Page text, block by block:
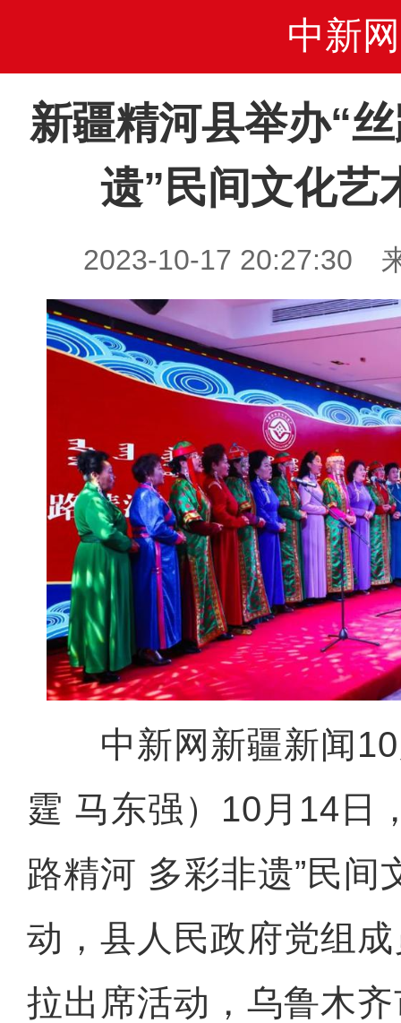
中新网
新疆精河县举办“
遗”民间文化艺
2023-10-17 20:27:30
中新网新疆新闻10
霆 马东强）10月14日
路精河 多彩非遗”民间
动，县人民政府党组
拉出席活动，乌鲁木